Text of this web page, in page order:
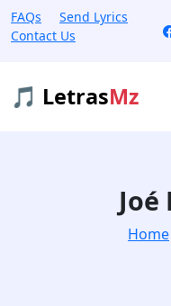
FAQs
Send Lyrics
Contact Us
🎵 LetrasMz
Home